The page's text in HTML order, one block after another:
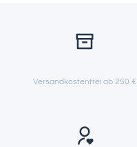
Versandkostenfrei ab 250 €